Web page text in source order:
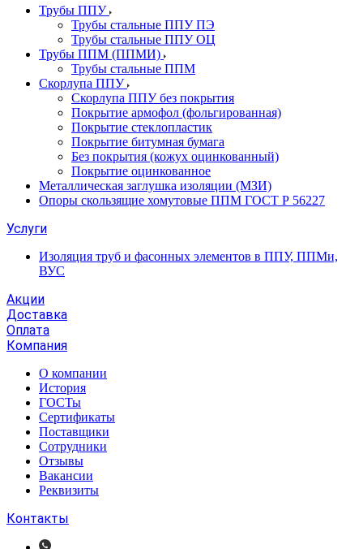
Трубы ППУ
Трубы стальные ППУ ПЭ
Трубы стальные ППУ ОЦ
Трубы ППМ (ППМИ)
Трубы стальные ППМ
Скорлупа ППУ
Скорлупа ППУ без покрытия
Покрытие армофол (фольгированная)
Покрытие стеклопластик
Покрытие битумная бумага
Без покрытия (кожух оцинкованный)
Покрытие оцинкованное
Металлическая заглушка изоляции (МЗИ)
Опоры скользящие хомутовые ППМ ГОСТ Р 56227
Услуги
Изоляция труб и фасонных элементов в ППУ, ППМи,
ВУС
Акции
Доставка
Оплата
Компания
О компании
История
ГОСТы
Сертификаты
Поставщики
Сотрудники
Отзывы
Вакансии
Реквизиты
Контакты